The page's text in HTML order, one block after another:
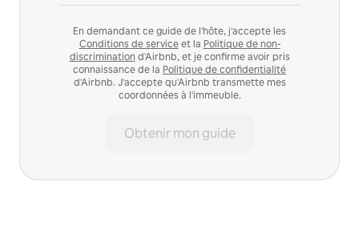
En demandant ce guide de l'hôte, j'accepte les
Conditions de serviceet la Politique de non-
discrimination d'Airbnb, et je confirme avoir pris
connaissance de la Politique de confidentialité
d'Airbnb. J'accepte qu'Airbnb transmette mes
coordonnées à l'immeuble.
Obtenir mon guide